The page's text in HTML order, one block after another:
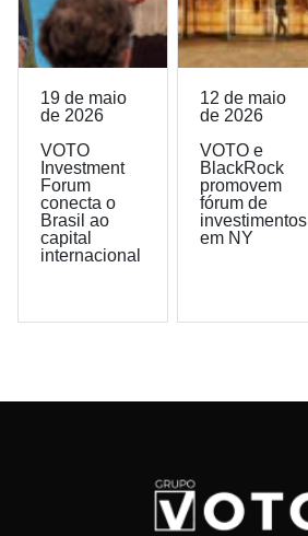
19 de maio
de 2026
VOTO
Investment
Forum
conecta o
Brasil ao
capital
internacional
12 de maio
de 2026
VOTO e
BlackRock
promovem
fórum de
investimentos
em NY